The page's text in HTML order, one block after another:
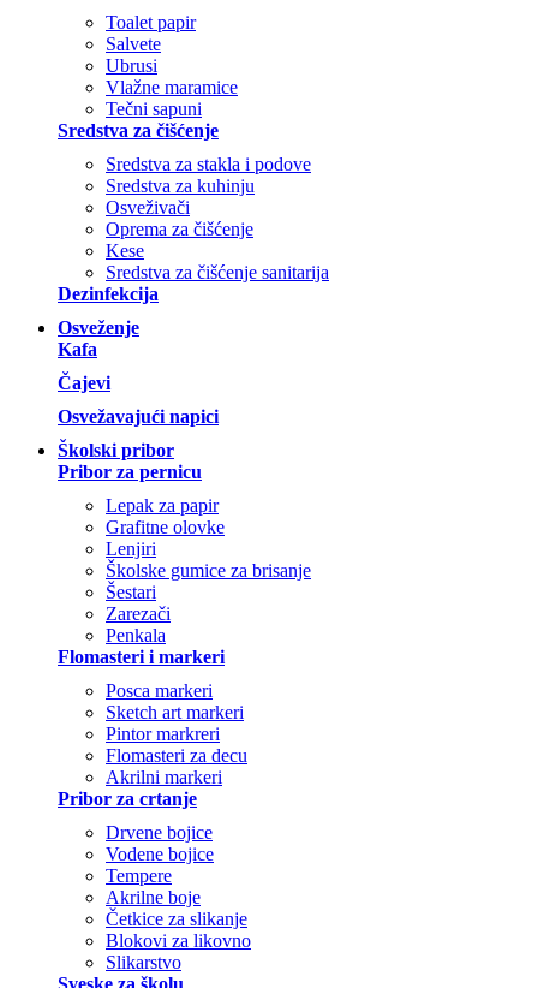
Toalet papir
Salvete
Ubrusi
Vlažne maramice
Tečni sapuni
Sredstva za čišćenje
Sredstva za stakla i podove
Sredstva za kuhinju
Osveživači
Oprema za čišćenje
Kese
Sredstva za čišćenje sanitarija
Dezinfekcija
Osveženje
Kafa
Čajevi
Osvežavajući napici
Školski pribor
Pribor za pernicu
Lepak za papir
Grafitne olovke
Lenjiri
Školske gumice za brisanje
Šestari
Zarezači
Penkala
Flomasteri i markeri
Posca markeri
Sketch art markeri
Pintor markreri
Flomasteri za decu
Akrilni markeri
Pribor za crtanje
Drvene bojice
Vodene bojice
Tempere
Akrilne boje
Četkice za slikanje
Blokovi za likovno
Slikarstvo
Sveske za školu